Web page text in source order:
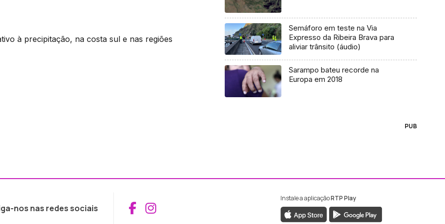
à precipitação, na costa sul e nas regiões
Semáforo em teste na Via
Expresso da Ribeira Brava para
aliviar trânsito (áudio)
Sarampo bateu recorde na
Europa em 2018
PUB
nos nas redes sociais Aceder ao Facebook da RTP Madeira
Aceder ao Instagram da RTP Madeira
Instale a aplicaçãoRTP Play